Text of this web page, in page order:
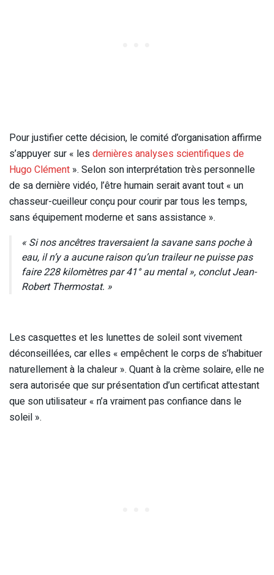
Pour justifier cette décision, le comité d’organisation affirme
s’appuyer sur « lesdernières analyses scientifiques de
Hugo Clément ». Selon son interprétation très personnelle
de sa dernière vidéo, l’être humain serait avant tout « un
chasseur-cueilleur conçu pour courir par tous les temps,
sans équipement moderne et sans assistance ».
« Si nos ancêtres traversaient la savane sans poche à
eau, il n’y a aucune raison qu’un traileur ne puisse pas
faire 228 kilomètres par 41° au mental », conclut Jean-
Robert Thermostat. »
Les casquettes et les lunettes de soleil sont vivement
déconseillées, car elles « empêchent le corps de s’habituer
naturellement à la chaleur ». Quant à la crème solaire, elle ne
sera autorisée que sur présentation d’un certificat attestant
que son utilisateur « n’a vraiment pas confiance dans le
soleil ».